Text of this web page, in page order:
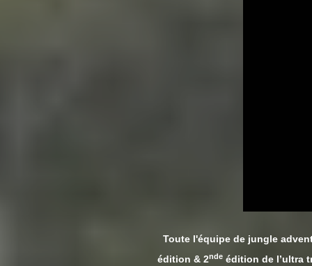
Toute l'équipe de jungle
édition & 2nde édition de l’ultra